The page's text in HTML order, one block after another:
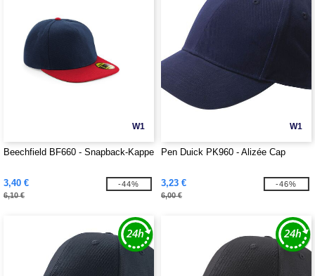
W1
Beechfield BF660 - Snapback-Kappe
3,40 €
6,10 €
-44%
W1
Pen Duick PK960 - Alizée Cap
3,23 €
6,00 €
-46%